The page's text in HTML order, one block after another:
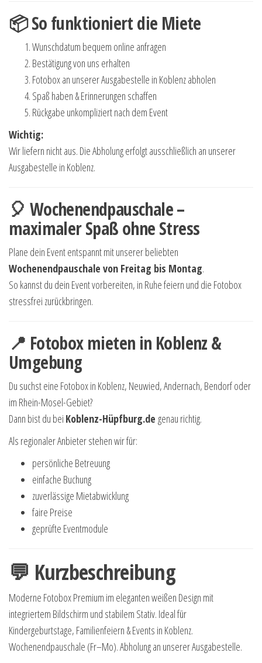
📦 So funktioniert die Miete
Wunschdatum bequem online anfragen
Bestätigung von uns erhalten
Fotobox an unserer Ausgabestelle in Koblenz abholen
Spaß haben & Erinnerungen schaffen
Rückgabe unkompliziert nach dem Event
Wichtig:
Wir liefern nicht aus. Die Abholung erfolgt ausschließlich an unserer
Ausgabestelle in Koblenz.
🎈 Wochenendpauschale –
maximaler Spaß ohne Stress
Plane dein Event entspannt mit unserer beliebten
Wochenendpauschale von Freitag bis Montag.
So kannst du dein Event vorbereiten, in Ruhe feiern und die Fotobox
stressfrei zurückbringen.
📍 Fotobox mieten in Koblenz &
Umgebung
Du suchst eine Fotobox in Koblenz, Neuwied, Andernach, Bendorf oder
im Rhein-Mosel-Gebiet?
Dann bist du bei Koblenz-Hüpfburg.de genau richtig.
Als regionaler Anbieter stehen wir für:
persönliche Betreuung
einfache Buchung
zuverlässige Mietabwicklung
faire Preise
geprüfte Eventmodule
💬 Kurzbeschreibung
Moderne Fotobox Premium im eleganten weißen Design mit
integriertem Bildschirm und stabilem Stativ. Ideal für
Kindergeburtstage, Familienfeiern & Events in Koblenz.
Wochenendpauschale (Fr–Mo). Abholung an unserer Ausgabestelle.